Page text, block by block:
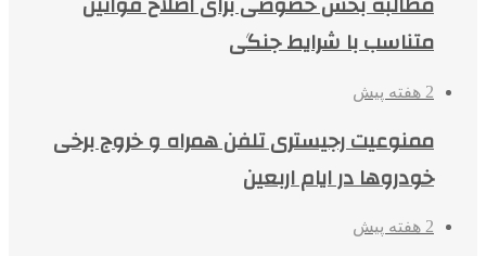
متناسب با شرایط جنگی
2 هفته پیش
ممنوعیت رجیستری تلفن همراه و خروج برخی
خودروها در ایام اربعین
2 هفته پیش